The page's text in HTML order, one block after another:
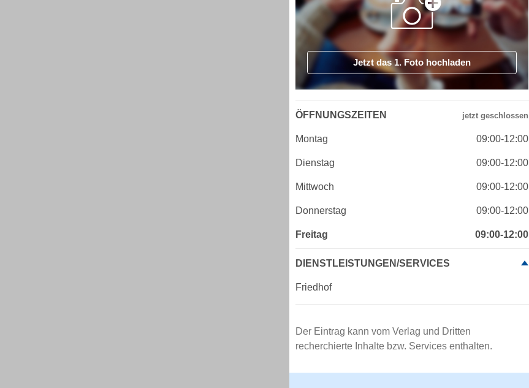
Jetzt das 1. Foto hochladen
ÖFFNUNGSZEITEN
Montag 09:00-12:00
Dienstag 09:00-12:00
Mittwoch 09:00-12:00
Donnerstag 09:00-12:00
Freitag 09:00-12:00
DIENSTLEISTUNGEN/SERVICES
Friedhof
Der Eintrag kann vom Verlag und Dritten
recherchierte Inhalte bzw. Services enthalten.